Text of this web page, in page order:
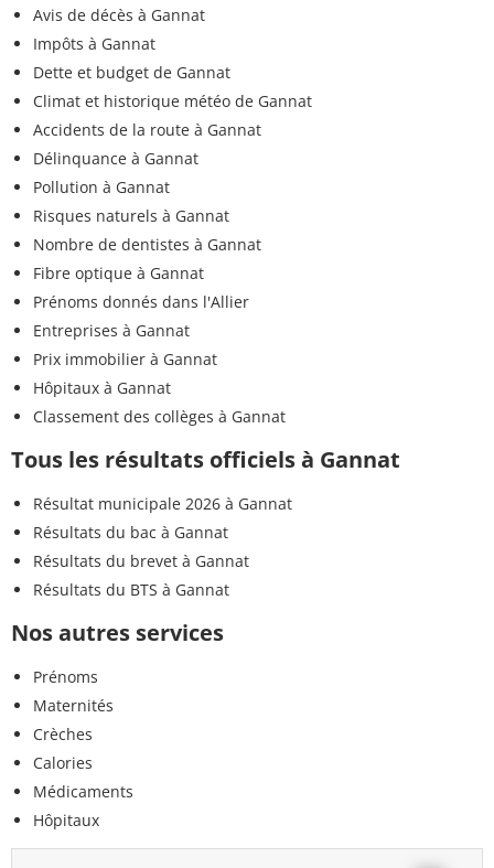
Avis de décès à Gannat
Impôts à Gannat
Dette et budget de Gannat
Climat et historique météo de Gannat
Accidents de la route à Gannat
Délinquance à Gannat
Pollution à Gannat
Risques naturels à Gannat
Nombre de dentistes à Gannat
Fibre optique à Gannat
Prénoms donnés dans l'Allier
Entreprises à Gannat
Prix immobilier à Gannat
Hôpitaux à Gannat
Classement des collèges à Gannat
Tous les résultats officiels à Gannat
Résultat municipale 2026 à Gannat
Résultats du bac à Gannat
Résultats du brevet à Gannat
Résultats du BTS à Gannat
Nos autres services
Prénoms
Maternités
Crèches
Calories
Médicaments
Hôpitaux